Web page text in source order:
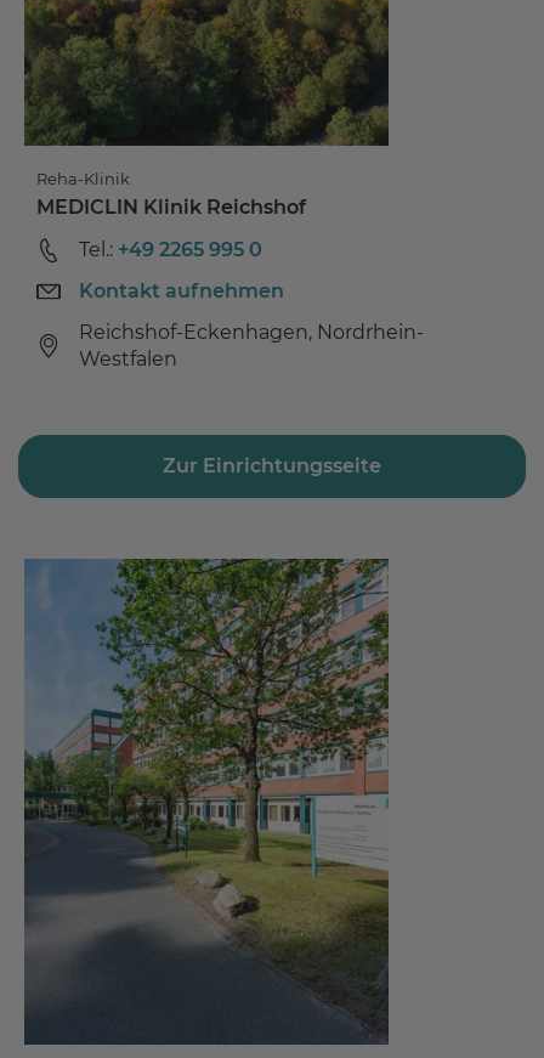
Reha-Klinik
MEDICLIN Klinik Reichshof
Tel.: +49 2265 995 0
Kontakt aufnehmen
Reichshof-Eckenhagen, Nordrhein-
Westfalen
Zur Einrichtungsseite